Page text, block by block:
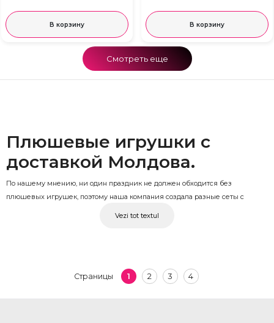
В корзину В корзину
Смотреть еще
Плюшевые игрушки с
доставкой Молдова.
По нашему мнению, ни один праздник не должен обходится без
плюшевых игрушек, поэтому наша компания создала разные сеты с
сеты с шариками и плюшевыми игрушками в Молдове.
Закажите онлайн с доставкой плюшевые игрушки в Молдове и получите
Vezi tot textul
Страницы 1 2 3 4